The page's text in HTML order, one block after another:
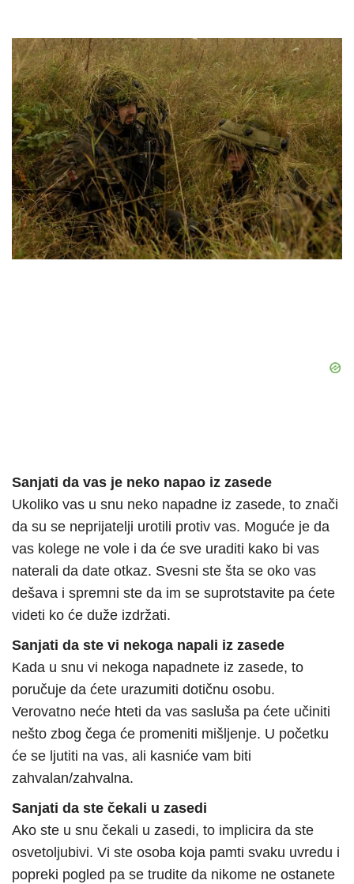
Sanjati da vas je neko napao iz zasede
Ukoliko vas u snu neko napadne iz zasede, to znači
da su se neprijatelji urotili protiv vas. Moguće je da
vas kolege ne vole i da će sve uraditi kako bi vas
naterali da date otkaz. Svesni ste šta se oko vas
dešava i spremni ste da im se suprotstavite pa ćete
videti ko će duže izdržati.
Sanjati da ste vi nekoga napali iz zasede
Kada u snu vi nekoga napadnete iz zasede, to
poručuje da ćete urazumiti dotičnu osobu.
Verovatno neće hteti da vas sasluša pa ćete učiniti
nešto zbog čega će promeniti mišljenje. U početku
će se ljutiti na vas, ali kasniće vam biti
zahvalan/zahvalna.
Sanjati da ste čekali u zasedi
Ako ste u snu čekali u zasedi, to implicira da ste
osvetoljubivi. Vi ste osoba koja pamti svaku uvredu i
popreki pogled pa se trudite da nikome ne ostanete